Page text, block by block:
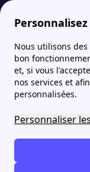
Nous utilisons
bon
et, si vous
nos services et
personnalisées.
Personnaliser
Fournisseur-
Gazoduc